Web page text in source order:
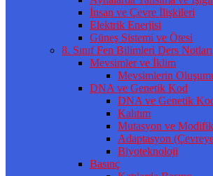
İnsan ve Çevre İlişkileri
Elektrik Enerjisi
Güneş Sistemi ve Ötesi
8. Sınıf Fen Bilimleri Ders Notları
Mevsimler ve İklim
Mevsimlerin
DNA ve Genetik Kod
DNA ve Genetik
Kalıtım
Mutasyon ve
Adaptasyon
Biyoteknoloji
Basınç